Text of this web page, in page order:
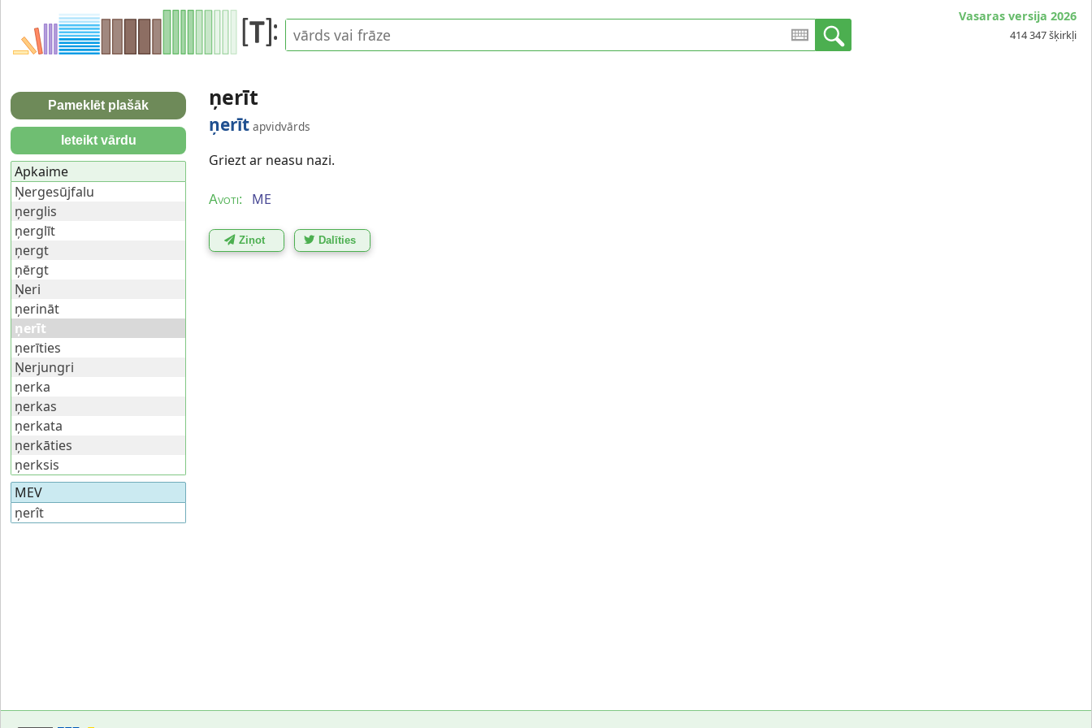
Vasaras versija 2026
414 347 šķirkļi
ņerīt
ņerīt apvidvārds
Griezt ar neasu nazi.
Avoti: ME
Ziņot Dalīties
Pameklēt plašāk
Ieteikt vārdu
Apkaime
Ņergesūjfalu
ņerglis
ņerglīt
ņergt
ņērgt
Ņeri
ņerināt
ņerīt
ņerīties
Ņerjungri
ņerka
ņerkas
ņerkata
ņerkāties
ņerksis
MEV
ņerît